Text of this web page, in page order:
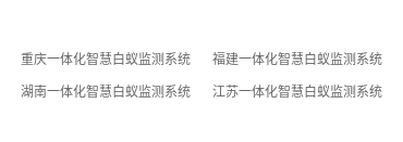
重庆一体化智慧白蚁监测系统 福建一体化智慧白蚁监测系统
湖南一体化智慧白蚁监测系统 江苏一体化智慧白蚁监测系统